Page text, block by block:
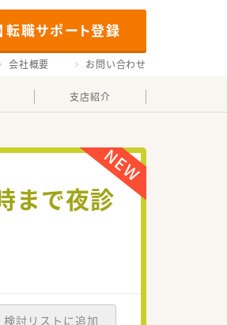
転職サポート登録
会社概要 お問い合わせ
支店紹介
まで夜診
検討リストに追加